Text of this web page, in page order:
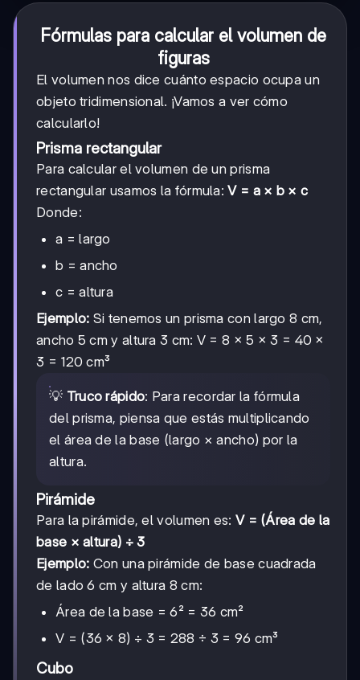
Fórmulas para calcular el volumen de
figuras
El volumen nos dice cuánto espacio ocupa un
objeto tridimensional. ¡Vamos a ver cómo
calcularlo!
Prisma rectangular
Para calcular el volumen de un prisma
rectangular usamos la fórmula:V = a × b × c
Donde:
a = largo
b = ancho
c = altura
Ejemplo: Si tenemos un prisma con largo 8 cm,
ancho 5 cm y altura 3 cm: V = 8 × 5 × 3 = 40 ×
3 = 120 cm³
💡 Truco rápido: Para recordar la fórmula
del prisma, piensa que estás multiplicando
el área de la base (largo × ancho) por la
altura.
Pirámide
Para la pirámide, el volumen es: V = (Área de la
base × altura) ÷ 3
Ejemplo: Con una pirámide de base cuadrada
de lado 6 cm y altura 8 cm:
Área de la base = 6² = 36 cm²
V = (36 × 8) ÷ 3 = 288 ÷ 3 = 96 cm³
Cubo